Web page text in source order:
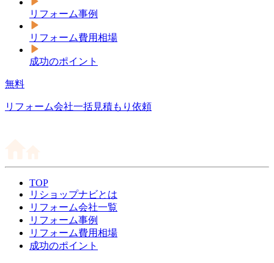
リフォーム事例
リフォーム費用相場
成功のポイント
無料
リフォーム会社一括見積もり依頼
TOP
リショップナビとは
リフォーム会社一覧
リフォーム事例
リフォーム費用相場
成功のポイント